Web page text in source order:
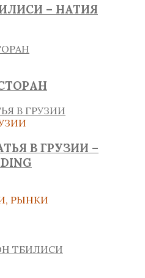
– НАТИЯ
В ГРУЗИИ –
РЫНКИ